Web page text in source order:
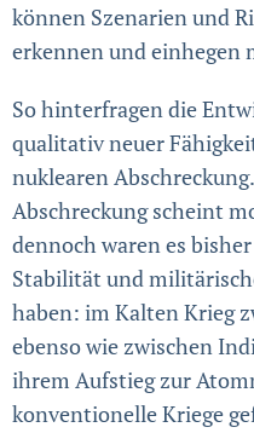
können Szenarien und
erkennen und einhegen
So hinterfragen die
qualitativ neuer
nuklearen
Abschrec­kung scheint
dennoch waren es
Stabilität und
haben: im Kalten Krieg
ebenso wie zwischen
ihrem Aufstieg zur
konven­tionelle Kriege